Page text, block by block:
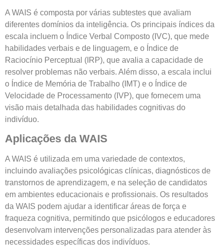
A WAIS é composta por várias subtestes que avaliam
diferentes domínios da inteligência. Os principais índices da
escala incluem o Índice Verbal Composto (IVC), que mede
habilidades verbais e de linguagem, e o Índice de
Raciocínio Perceptual (IRP), que avalia a capacidade de
resolver problemas não verbais. Além disso, a escala inclui
o Índice de Memória de Trabalho (IMT) e o Índice de
Velocidade de Processamento (IVP), que fornecem uma
visão mais detalhada das habilidades cognitivas do
indivíduo.
Aplicações da WAIS
A WAIS é utilizada em uma variedade de contextos,
incluindo avaliações psicológicas clínicas, diagnósticos de
transtornos de aprendizagem, e na seleção de candidatos
em ambientes educacionais e profissionais. Os resultados
da WAIS podem ajudar a identificar áreas de força e
fraqueza cognitiva, permitindo que psicólogos e educadores
desenvolvam intervenções personalizadas para atender às
necessidades específicas dos indivíduos.